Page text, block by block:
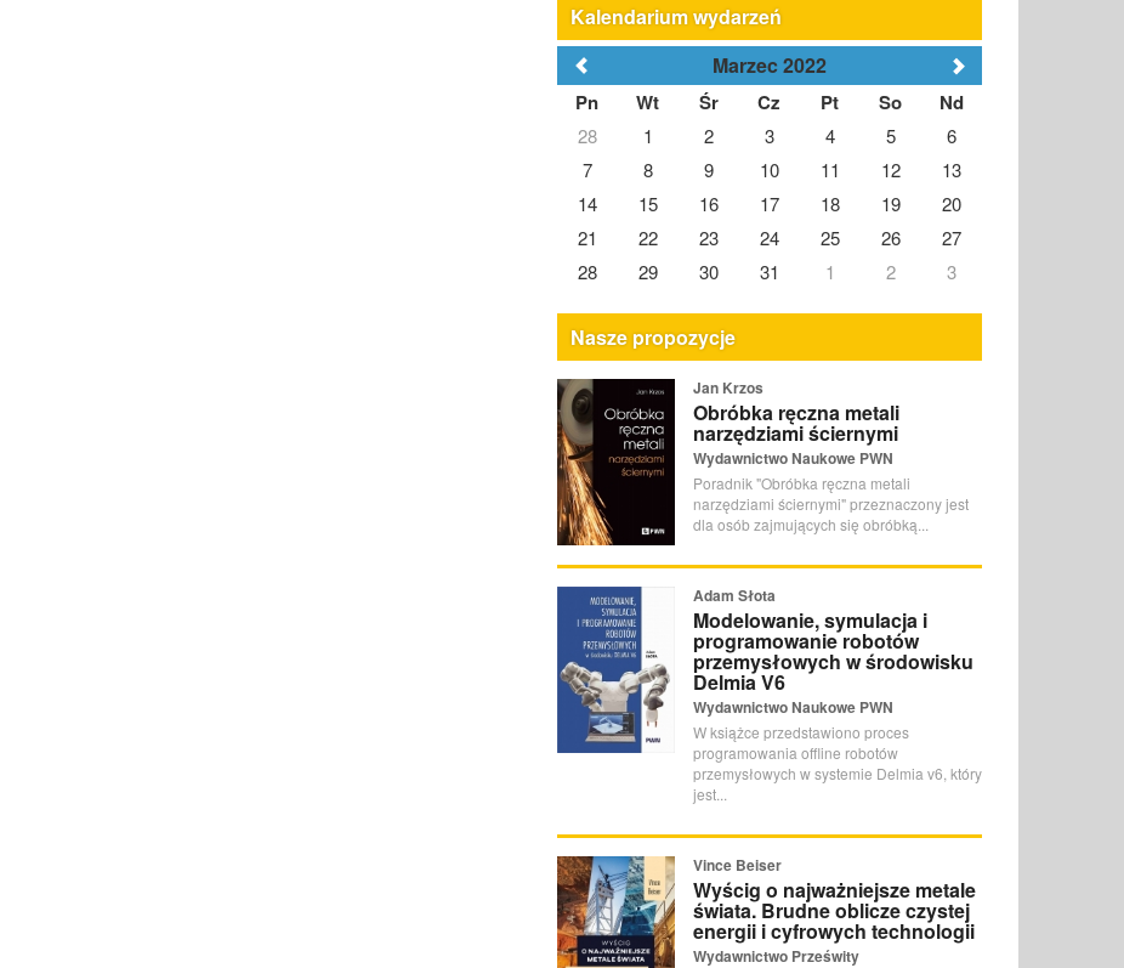
Kalendarium wydarzeń
Marzec 2022
Pn Wt Śr Cz Pt So Nd
28 1 2 3 4 5
6
7
8 9 10 11 12
13
14
15 16 17 18 19
20
21
22 23 24 25 26
27
28
29 30 31 1 2 3
Nasze propozycje
Jan Krzos
Obróbka ręczna metali
narzędziami ściernymi
Wydawnictwo Naukowe PWN
Poradnik "Obróbka ręczna metali
narzędziami ściernymi" przeznaczony jest
dla osób zajmujących się obróbką...
Adam Słota
Modelowanie, symulacja i
programowanie robotów
przemysłowych w środowisku
Delmia V6
Wydawnictwo Naukowe PWN
W książce przedstawiono proces
programowania offline robotów
przemysłowych w systemie Delmia v6, który
jest...
Vince Beiser
Wyścig o najważniejsze metale
świata. Brudne oblicze czystej
energii i cyfrowych technologii
Wydawnictwo Prześwity